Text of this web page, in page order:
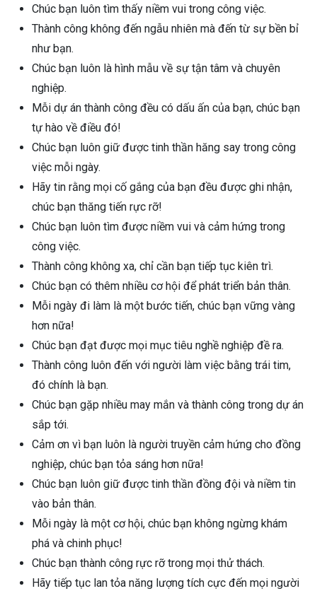
Chúc bạn luôn tìm thấy niềm vui trong công việc.
Thành công không đến ngẫu nhiên mà đến từ sự bền bỉ
như bạn.
Chúc bạn luôn là hình mẫu về sự tận tâm và chuyên
nghiệp.
Mỗi dự án thành công đều có dấu ấn của bạn, chúc bạn
tự hào về điều đó!
Chúc bạn luôn giữ được tinh thần hăng say trong công
việc mỗi ngày.
Hãy tin rằng mọi cố gắng của bạn đều được ghi nhận,
chúc bạn thăng tiến rực rỡ!
Chúc bạn luôn tìm được niềm vui và cảm hứng trong
công việc.
Thành công không xa, chỉ cần bạn tiếp tục kiên trì.
Chúc bạn có thêm nhiều cơ hội để phát triển bản thân.
Mỗi ngày đi làm là một bước tiến, chúc bạn vững vàng
hơn nữa!
Chúc bạn đạt được mọi mục tiêu nghề nghiệp đề ra.
Thành công luôn đến với người làm việc bằng trái tim,
đó chính là bạn.
Chúc bạn gặp nhiều may mắn và thành công trong dự án
sắp tới.
Cảm ơn vì bạn luôn là người truyền cảm hứng cho đồng
nghiệp, chúc bạn tỏa sáng hơn nữa!
Chúc bạn luôn giữ được tinh thần đồng đội và niềm tin
vào bản thân.
Mỗi ngày là một cơ hội, chúc bạn không ngừng khám
phá và chinh phục!
Chúc bạn thành công rực rỡ trong mọi thử thách.
Hãy tiếp tục lan tỏa năng lượng tích cực đến mọi người